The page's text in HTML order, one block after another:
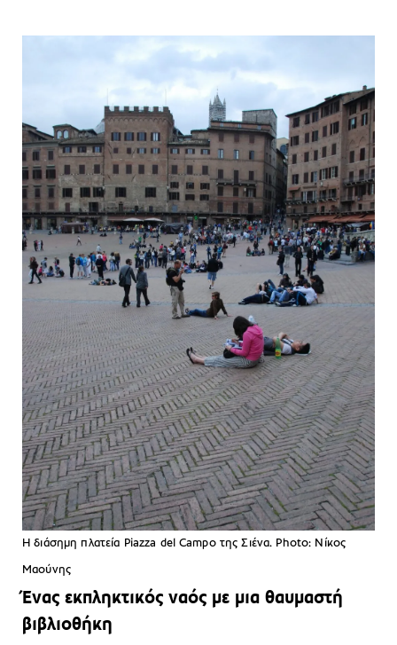
Η διάσημη πλατεία Piazza del Campo της Σιένα. Photo: Νίκος
Μαούνης
Ένας εκπληκτικός ναός με μια θαυμαστή
βιβλιοθήκη